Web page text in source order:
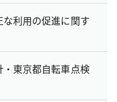
利用の促進に関す
東京都自転車点検